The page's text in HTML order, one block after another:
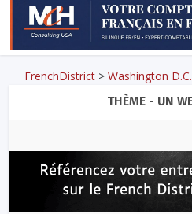
FrenchDistrict >Washington D.C.
THÈME - UN